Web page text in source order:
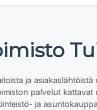
ja
palvelut kattavat
ja